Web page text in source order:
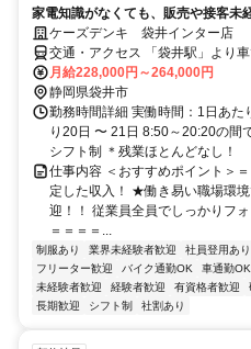
家電知識がなくても、販売や接客未
ケーズデンキ 袋井インター店
交通・アクセス 「袋井駅」より
月給228,000円～264,000円
静岡県袋井市
勤務時間詳細 実働時間：1日あた
り20日 〜 21日 8:50～20:20の間
シフト制 ＊残業ほとんどなし！
仕事内容 ＜おすすめポイント＞
定した収入！ ★働き易い職場環
迎！！ 従業員全員でしっかりフ
＝＝＝＝...
制服あり 業界未経験者歓迎 社員登用あり
フリーター歓迎
バイク通勤OK 車通勤OK
未経験者歓迎
経験者歓迎 有資格者歓迎
長期歓迎
シフト制 社割あり